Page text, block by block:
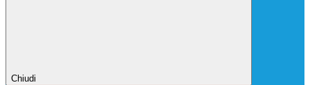
Chiudi